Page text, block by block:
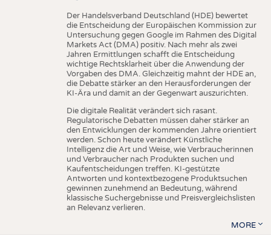
Der Handelsverband Deutschland (HDE) bewertet
die Entscheidung der Europäischen Kommission zur
Untersuchung gegen Google im Rahmen des Digital
Markets Act (DMA) positiv. Nach mehr als zwei
Jahren Ermittlungen schafft die Entscheidung
wichtige Rechtsklarheit über die Anwendung der
Vorgaben des DMA. Gleichzeitig mahnt der HDE an,
die Debatte stärker an den Herausforderungen der
KI-Ära und damit an der Gegenwart auszurichten.
Die digitale Realität verändert sich rasant.
Regulatorische Debatten müssen daher stärker an
den Entwicklungen der kommenden Jahre orientiert
werden. Schon heute verändert Künstliche
Intelligenz die Art und Weise, wie Verbraucherinnen
und Verbraucher nach Produkten suchen und
Kaufentscheidungen treffen. KI-gestützte
Antworten und kontextbezogene Produktsuchen
gewinnen zunehmend an Bedeutung, während
klassische Suchergebnisse und Preisvergleichslisten
an Relevanz verlieren.
MORE